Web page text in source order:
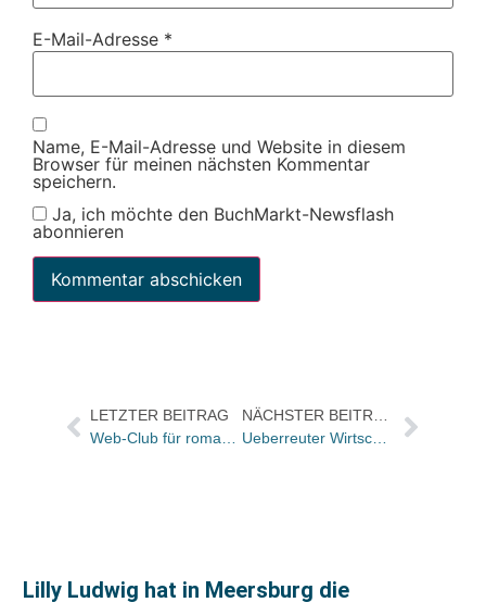
E-Mail-Adresse *
Name, E-Mail-Adresse und Website in diesem
Browser für meinen nächsten Kommentar
speichern.
Ja, ich möchte den BuchMarkt-Newsflash
abonnieren
LETZTER BEITRAG
Lilly Ludwig hat in Meersburg die